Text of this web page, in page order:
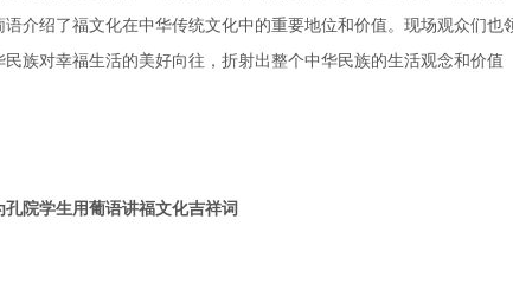
介绍了福文化在中华传统文化中的重要地位和价值。现场观众们也
族对幸福生活的美好向往，折射出整个中华民族的生活观念和价值
孔院学生用葡语讲福文化吉祥词